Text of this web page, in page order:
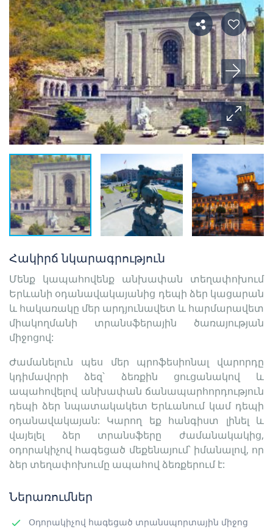
Հակիրճ նկարագրություն
Մենք կապահովենք անխափան տեղափոխում
Երևանի օդանավակայանից դեպի ձեր կացարան
և հակառակը մեր արդյունավետ և հարմարավետ
միակողմանի տրանսֆերային ծառայության
միջոցով:
Ժամանելուն պես մեր պրոֆեսիոնալ վարորդը
կդիմավորի ձեզ՝ ձեռքին ցուցանակով և
ապահովելով անխափան ճանապարհորդություն
դեպի ձեր նպատակակետ Երևանում կամ դեպի
օդանավակայան: Կարող եք հանգիստ լինել և
վայելել ձեր տրանսֆերը ժամանակակից,
օդորակիչով հագեցած մեքենայում՝ իմանալով, որ
ձեր տեղափոխումը ապահով ձեռքերում է:
Ներառումներ
Օդորակիչով հագեցած տրանսպորտային միջոց